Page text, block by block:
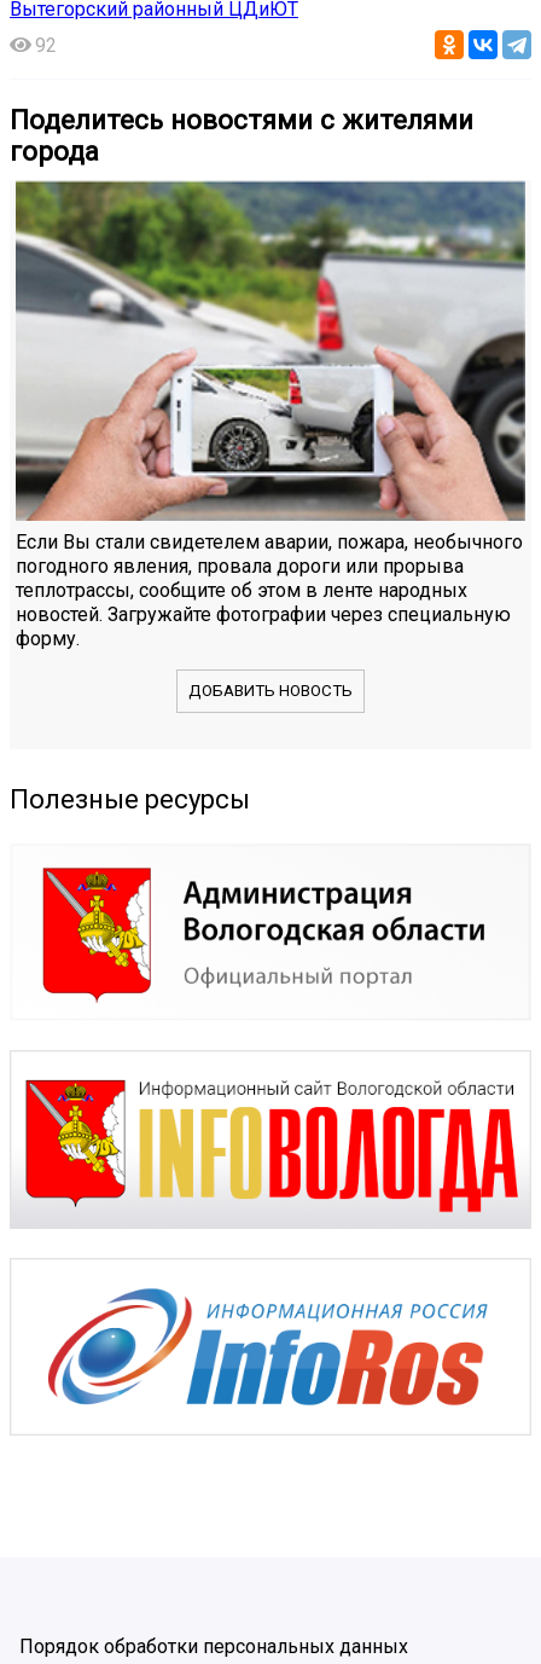
Вытегорский районный ЦДиЮТ
92
Поделитесь новостями с жителями
города
Если Вы стали свидетелем аварии, пожара, необычного
погодного явления, провала дороги или прорыва
теплотрассы, сообщите об этом в ленте народных
новостей. Загружайте фотографии через специальную
форму.
ДОБАВИТЬ НОВОСТЬ
Полезные ресурсы
Порядок обработки персональных данных